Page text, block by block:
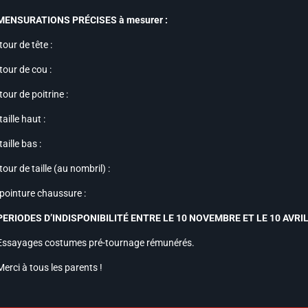
PRÉCISES à mesurer :
de tête :
de cou :
de poitrine :
haut :
bas :
de taille (au nombril) :
chaussure :
D’INDISPONIBILITÉ ENTRE LE 10 NOVEMBRE ET LE 10
costumes pré-tournage rémunérés.
à tous les parents !